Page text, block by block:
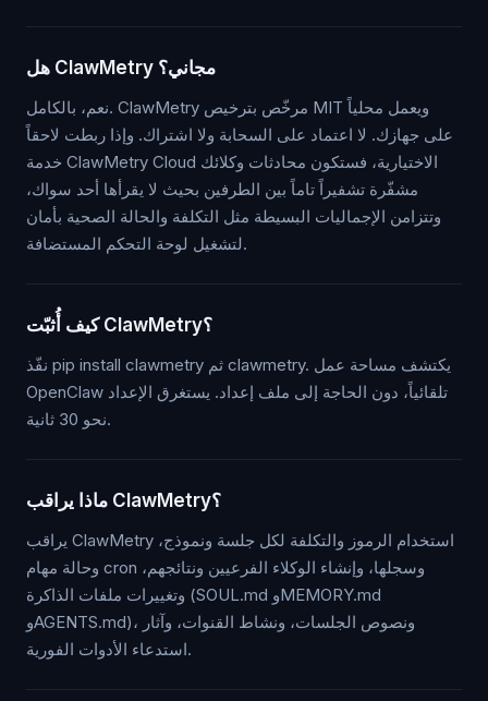
هل ClawMetry مجاني؟
نعم، بالكامل. ClawMetry مرخّص بترخيص MIT ويعمل محلياً
على جهازك. لا اعتماد على السحابة ولا اشتراك. وإذا ربطت لاحقاً
خدمة ClawMetry Cloud الاختيارية، فستكون محادثات وكلائك
مشفّرة تشفيراً تاماً بين الطرفين بحيث لا يقرأها أحد سواك،
وتتزامن الإجماليات البسيطة مثل التكلفة والحالة الصحية بأمان
لتشغيل لوحة التحكم المستضافة.
كيف أُثبّت ClawMetry؟
نفّذ pip install clawmetry ثم clawmetry. يكتشف مساحة عمل
OpenClaw تلقائياً، دون الحاجة إلى ملف إعداد. يستغرق الإعداد
نحو 30 ثانية.
ماذا يراقب ClawMetry؟
يراقب ClawMetry استخدام الرموز والتكلفة لكل جلسة ونموذج،
وحالة مهام cron وسجلها، وإنشاء الوكلاء الفرعيين ونتائجهم،
وتغييرات ملفات الذاكرة (SOUL.md وMEMORY.md
وAGENTS.md)، ونصوص الجلسات، ونشاط القنوات، وآثار
استدعاء الأدوات الفورية.